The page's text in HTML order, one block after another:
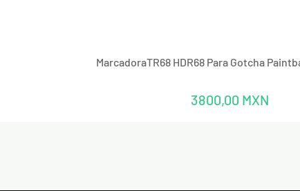
Vista rápida
MarcadoraTR68 HDR68 Para Gotcha
Precio
3800,00 MXN